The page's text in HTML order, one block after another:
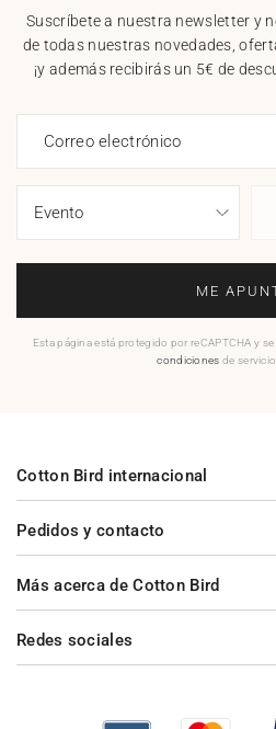
Suscríbete a nuestra newsletter y
de todas nuestras novedades,
¡y además recibirás un 5€ de
Correo electrónico
ME
Esta página está protegido por reCAPTCHA y
condiciones de
Pedidos y contacto
Más acerca de Cotton Bird
Cotton Bird internacional
Redes sociales